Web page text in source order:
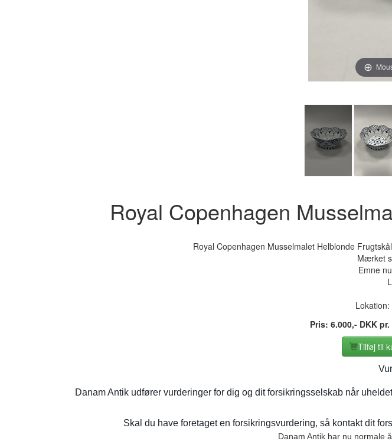
Royal Copenhagen
Royal Copenhagen Musselmalet Helblonde
Mærket
Emne
Lokation:
Pris: 6.000,- DKK pr.
Tilføj til
Danam Antik udfører vurderinger for dig og dit forsikringsselskab når
Skal du have foretaget en forsikringsvurdering, så kontakt dit
Danam Antik har nu normale